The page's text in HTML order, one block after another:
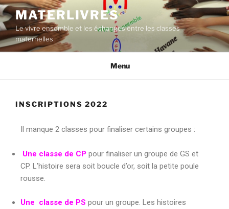
MATERLIVRES
Le vivre ensemble et les échanges entre les classes
maternelles
Menu
INSCRIPTIONS 2022
Il manque 2 classes pour finaliser certains groupes :
Une classe de CP pour finaliser un groupe de GS et
CP. L’histoire sera soit boucle d’or, soit la petite poule
rousse.
Une classe de PS pour un groupe. Les histoires